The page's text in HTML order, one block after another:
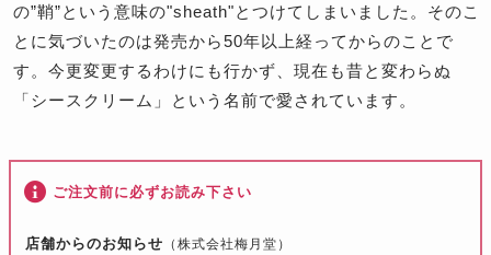
の”鞘”という意味の"sheath"とつけてしまいました。そのこ
とに気づいたのは発売から50年以上経ってからのことで
す。今更変更するわけにも行かず、現在も昔と変わらぬ
「シースクリーム」という名前で愛されています。
ご注文前に必ずお読み下さい
店舗からのお知らせ （株式会社梅月堂）